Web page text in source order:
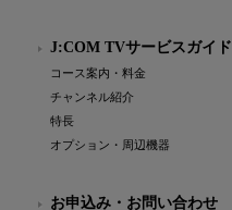
J:COM TVサービスガイド
コース案内・料金
チャンネル紹介
特長
オプション・周辺機器
お申込み・お問い合わせ